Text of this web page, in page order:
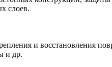
слоев.
и восстановления
и др.